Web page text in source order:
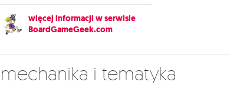
więcej informacji w serwisie
BoardGameGeek.com
Mechanika i tematyka